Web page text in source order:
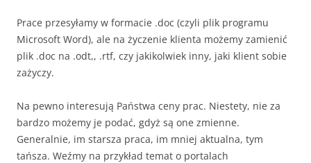
Prace przesyłamy w formacie .doc (czyli plik programu
Microsoft Word), ale na życzenie klienta możemy zamienić
plik .doc na .odt,, .rtf, czy jakikolwiek inny, jaki klient sobie
zażyczy.
Na pewno interesują Państwa ceny prac. Niestety, nie za
bardzo możemy je podać, gdyż są one zmienne.
Generalnie, im starsza praca, im mniej aktualna, tym
tańsza. Weźmy na przykład temat o portalach